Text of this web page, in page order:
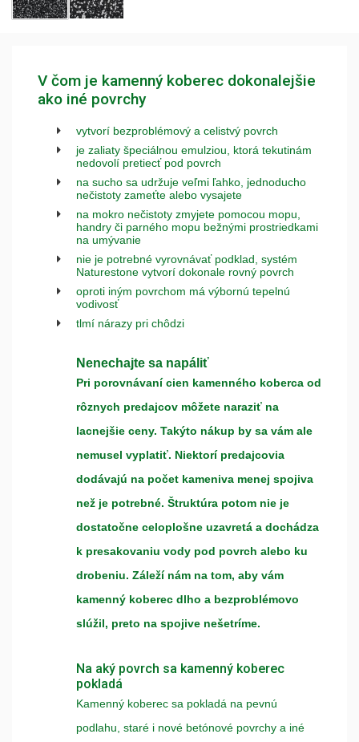
V čom je kamenný koberec dokonalejšie
ako iné povrchy
vytvorí bezproblémový a celistvý povrch
je zaliaty špeciálnou emulziou, ktorá tekutinám
nedovolí pretiecť pod povrch
na sucho sa udržuje veľmi ľahko, jednoducho
nečistoty zameťte alebo vysajete
na mokro nečistoty zmyjete pomocou mopu,
handry či parného mopu bežnými prostriedkami
na umývanie
nie je potrebné vyrovnávať podklad, systém
Naturestone vytvorí dokonale rovný povrch
oproti iným povrchom má výbornú tepelnú
vodivosť
tlmí nárazy pri chôdzi
Nenechajte sa napáliť
Pri porovnávaní cien kamenného koberca od
rôznych predajcov môžete naraziť na
lacnejšie ceny. Takýto nákup by sa vám ale
nemusel vyplatiť. Niektorí predajcovia
dodávajú na počet kameniva menej spojiva
než je potrebné. Štruktúra potom nie je
dostatočne celoplošne uzavretá a dochádza
k presakovaniu vody pod povrch alebo ku
drobeniu. Záleží nám na tom, aby vám
kamenný koberec dlho a bezproblémovo
slúžil, preto na spojive nešetríme.
Na aký povrch sa kamenný koberec
pokladá
Kamenný koberec sa pokladá na pevnú
podlahu, staré i nové betónové povrchy a iné